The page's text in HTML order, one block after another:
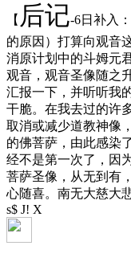
【 后记-6日补入
的原因）打算向观音
消原计划中的斗姆元
观音，观音圣像随之
汇报一下，并听听我
干脆。在我去过的许
取消或减少道教神像
的佛菩萨，由此感染
经不是第一次了，因
菩萨圣像，从无到有
心随喜。南无大慈大
s$ J! X